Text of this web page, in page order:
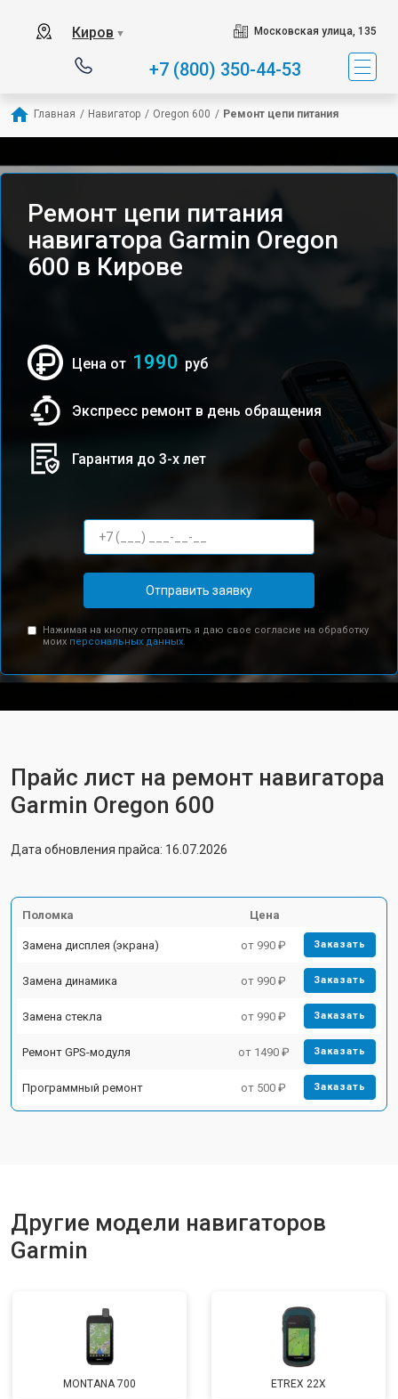
Киров ▼ Московская улица, 135
+7 (800) 350-44-53
Главная / Навигатор / Oregon 600 / Ремонт цепи питания
Ремонт цепи питания
навигатора Garmin Oregon
600 в Кирове
Цена от 1990 руб
Экспресс ремонт в день обращения
Гарантия до 3-х лет
Отправить заявку
Нажимая на кнопку отправить я даю свое согласие на обработку
моих персональных данных.
Прайс лист на ремонт навигатора
Garmin Oregon 600
Дата обновления прайса: 16.07.2026
Поломка Цена
Замена дисплея (экрана) от 990 ₽ Заказать
Замена динамика от 990 ₽ Заказать
Замена стекла от 990 ₽ Заказать
Ремонт GPS-модуля от 1490 ₽ Заказать
Программный ремонт от 500 ₽ Заказать
Другие модели навигаторов
Garmin
MONTANA 700 ETREX 22X